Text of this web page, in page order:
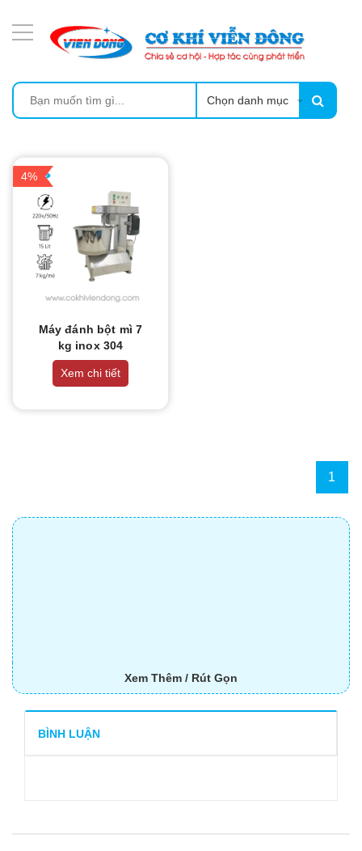
Chọn danh mục
4%
Máy đánh bột mì 7
kg inox 304
Xem chi tiết
1
Xem Thêm / Rút Gọn
BÌNH LUẬN
MÁY SẤY THỰC PHẨM CÔNG NGHIỆP
MÁY ÉP MÍA TẠO BỌT
TỦ SẤY
LÒ SẤY
CẨM NANG
THIẾT BỊ NHÀ BẾP CAO CẤP
UNCATEGORIZED